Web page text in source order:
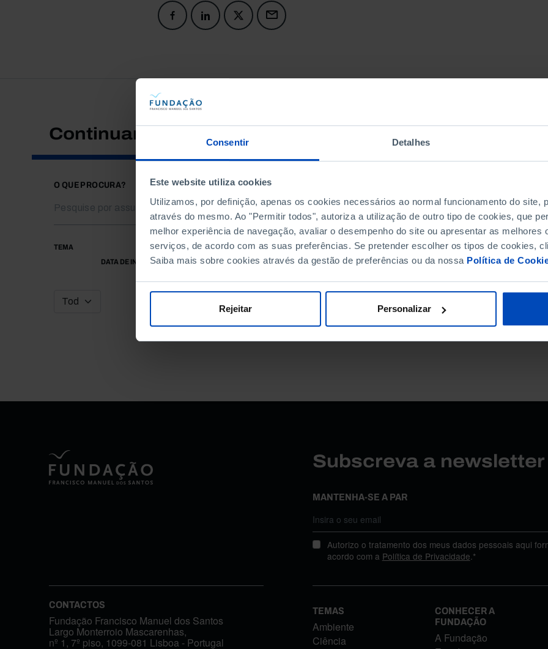
Consentir Detalhes
Este website utiliza cookies
Utilizamos, por definição, apenas os cookies necessários ao normal funcionamento do site,
através do mesmo. Ao "Permitir todos", autoriza a utilização de outro tipo de cookies, que
melhor experiência de navegação, avaliar o desempenho do site ou apresentar as melhores
serviços, de acordo com as suas preferências. Se pretender escolher os tipos de cookies,
Saiba mais sobre cookies através da gestão de preferências ou da nossa Política de
Rejeitar Personalizar
Continuar a pesquisar
O QUE PROCURA?
TEMA
DATA DE INÍCIO
DATA DE FIM
Subscreva a
MANTENHA-SE A PAR
Autorizo o tratamento dos meus dados pessoais aqui
acordo com a Política de Privacidade.*
CONTACTOS
Fundação Francisco Manuel dos Santos
Largo Monterroio Mascarenhas,
nº 1, 7º piso, 1099-081 Lisboa - Portugal
TEMAS
Ambiente
Ciência
CONHECER A
FUNDAÇÃO
A Fundação